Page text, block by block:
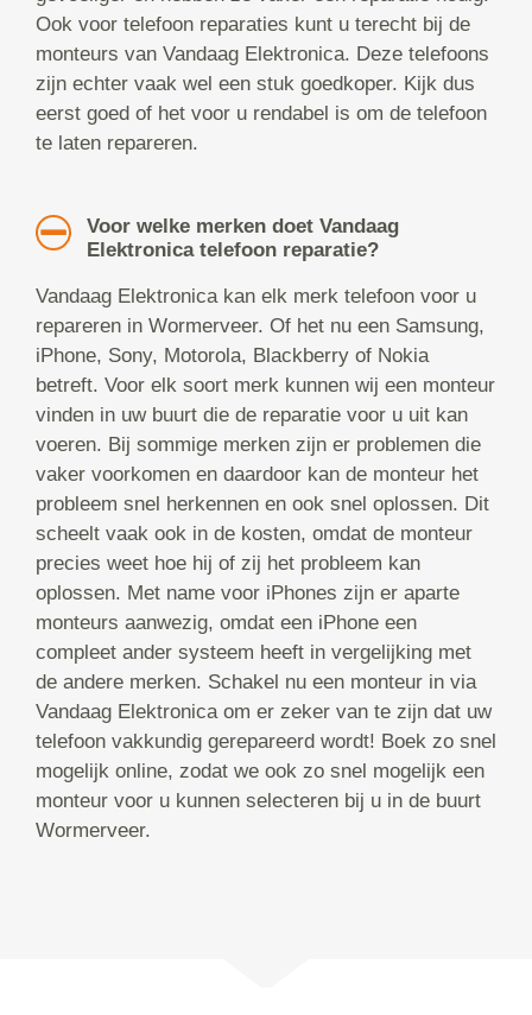
Ook voor telefoon reparaties kunt u terecht bij de
monteurs van Vandaag Elektronica. Deze telefoons
zijn echter vaak wel een stuk goedkoper. Kijk dus
eerst goed of het voor u rendabel is om de telefoon
te laten repareren.
Voor welke merken doet Vandaag
Elektronica telefoon reparatie?
Vandaag Elektronica kan elk merk telefoon voor u
repareren in Wormerveer. Of het nu een Samsung,
iPhone, Sony, Motorola, Blackberry of Nokia
betreft. Voor elk soort merk kunnen wij een monteur
vinden in uw buurt die de reparatie voor u uit kan
voeren. Bij sommige merken zijn er problemen die
vaker voorkomen en daardoor kan de monteur het
probleem snel herkennen en ook snel oplossen. Dit
scheelt vaak ook in de kosten, omdat de monteur
precies weet hoe hij of zij het probleem kan
oplossen. Met name voor iPhones zijn er aparte
monteurs aanwezig, omdat een iPhone een
compleet ander systeem heeft in vergelijking met
de andere merken. Schakel nu een monteur in via
Vandaag Elektronica om er zeker van te zijn dat uw
telefoon vakkundig gerepareerd wordt! Boek zo snel
mogelijk online, zodat we ook zo snel mogelijk een
monteur voor u kunnen selecteren bij u in de buurt
Wormerveer.